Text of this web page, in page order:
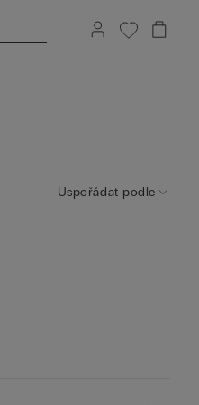
Uspořádat podle